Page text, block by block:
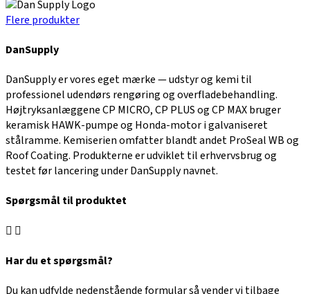
Flere produkter
DanSupply
DanSupply er vores eget mærke — udstyr og kemi til
professionel udendørs rengøring og overfladebehandling.
Højtryksanlæggene CP MICRO, CP PLUS og CP MAX bruger
keramisk HAWK-pumpe og Honda-motor i galvaniseret
stålramme. Kemiserien omfatter blandt andet ProSeal WB og
Roof Coating. Produkterne er udviklet til erhvervsbrug og
testet før lancering under DanSupply navnet.
Spørgsmål til produktet
Har du et spørgsmål?
Du kan udfylde nedenstående formular så vender vi tilbage